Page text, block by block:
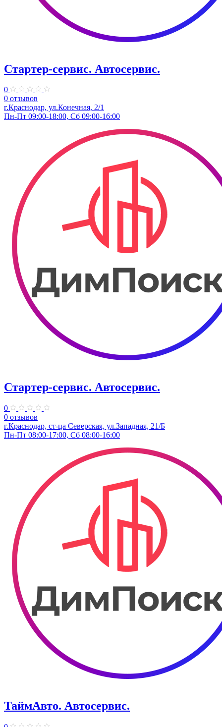
Стартер-сервис. ​Автосервис.
0
0 отзывов
г.Краснодар, ул.​Конечная, 2/1
Пн-Пт 09:00-18:00, Сб 09:00-16:00
Стартер-сервис. ​Автосервис.
0
0 отзывов
г.Краснодар, ст-ца ​Северская, ул.Западная, 21/Б
Пн-Пт 08:00-17:00, Сб 08:00-16:00
ТаймАвто. Автосервис.